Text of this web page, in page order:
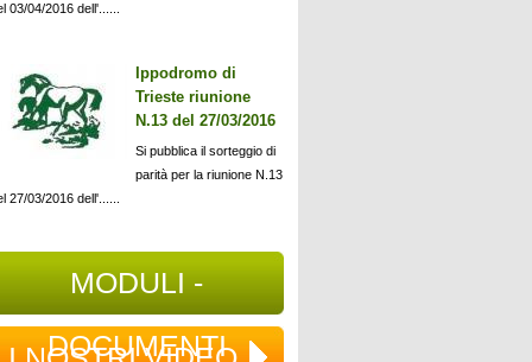
03/04/2016 dell'......
Ippodromo di
Trieste riunione
N.13 del 27/03/2016
Si pubblica il sorteggio di
parità per la riunione N.13
27/03/2016 dell'......
MODULI -
DOCUMENTI